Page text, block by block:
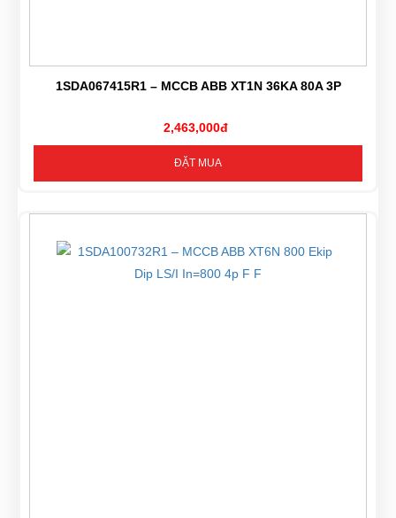
1SDA067415R1 – MCCB ABB XT1N 36KA 80A 3P
2,463,000đ
ĐẶT MUA